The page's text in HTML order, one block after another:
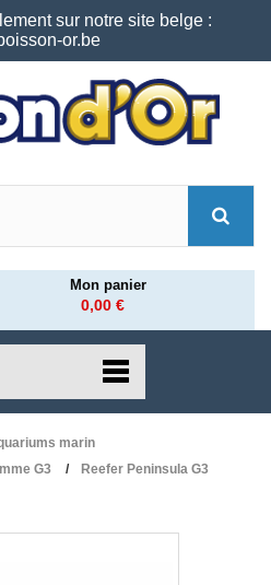
sur notre site belge :
or.be
Mon panier
0,00 €
marin
G3
Reefer Peninsula G3